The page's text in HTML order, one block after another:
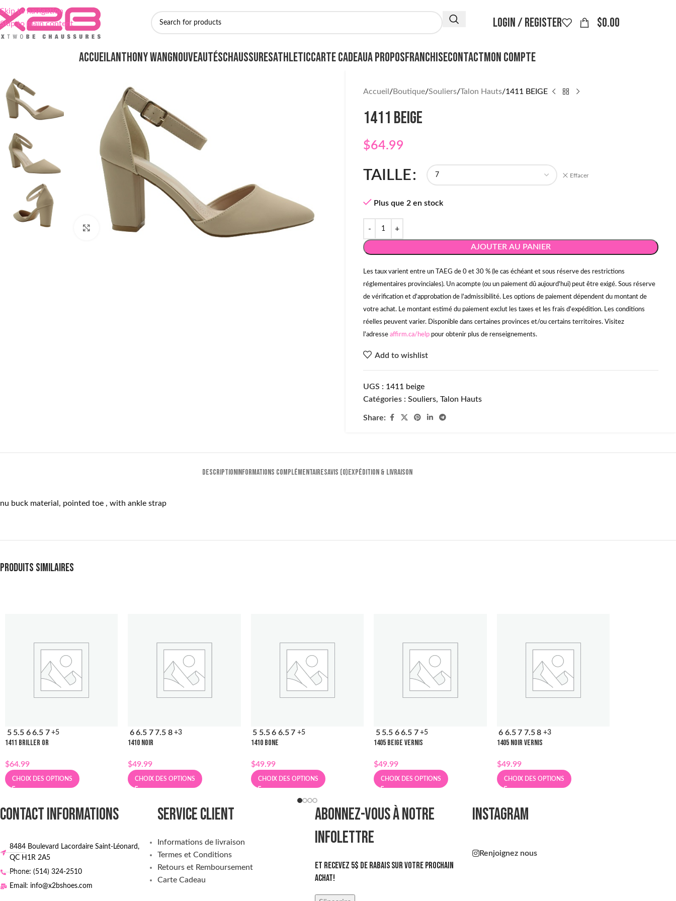
Skip to navigation
Skip to main content
LOGIN / REGISTER $0.00
ACCUEILANTHONY WANGNOUVEAUTÉSCHAUSSURESATHLETICCARTE CADEAUA PROPOSFRANCHISECONTACTMON COMPTE
Click to enlarge
Accueil Boutique Souliers Talon Hauts 1411 BEIGE
1411 BEIGE
$64.99
TAILLE Effacer
Plus que 2 en stock
AJOUTER AU PANIER
Les taux varient entre un TAEG de 0 et 30 % (le cas échéant et sous réserve des restrictions
réglementaires provinciales). Un acompte (ou un paiement dû aujourd'hui) peut être exigé. Sous réserve
de vérification et d'approbation de l'admissibilité. Les options de paiement dépendent du montant de
votre achat. Le montant estimé du paiement exclut les taxes et les frais d'expédition. Les conditions
réelles peuvent varier. Disponible dans certaines provinces et/ou certains territoires. Visitez
l'adresse affirm.ca/help pour obtenir plus de renseignements.
Add to wishlist
UGS : 1411 beige
Catégories : Souliers, Talon Hauts
Share:
DESCRIPTIONINFORMATIONS COMPLÉMENTAIRESAVIS (0)EXPÉDITION & LIVRAISON
nu buck material, pointed toe , with ankle strap
Produits similaires
5 5.5 6 6.5 7 +5
1411 BRILLER OR
$64.99
CHOIX DES OPTIONS
6 6.5 7 7.5 8 +3
1410 NOIR
$49.99
CHOIX DES OPTIONS
5 5.5 6 6.5 7 +5
1410 BONE
$49.99
CHOIX DES OPTIONS
5 5.5 6 6.5 7 +5
1405 BEIGE VERNIS
$49.99
CHOIX DES OPTIONS
6 6.5 7 7.5 8 +3
1405 NOIR VERNIS
$49.99
CHOIX DES OPTIONS
CONTACT INFORMATIONS
8484 Boulevard Lacordaire Saint-Léonard,
QC H1R 2A5
Phone: (514) 324-2510
Email: info@x2bshoes.com
SERVICE CLIENT
Informations de livraison
Termes et Conditions
Retours et Remboursement
Carte Cadeau
ABONNEZ-VOUS À NOTRE
INFOLETTRE
Et recevez 5$ de rabais sur votre prochain
achat!
INSTAGRAM
Renjoignez nous